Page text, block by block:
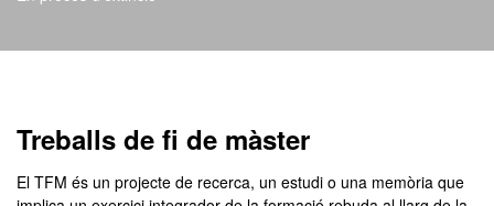
Treballs de fi de màster
El TFM és un projecte de recerca, un estudi o una memòria que